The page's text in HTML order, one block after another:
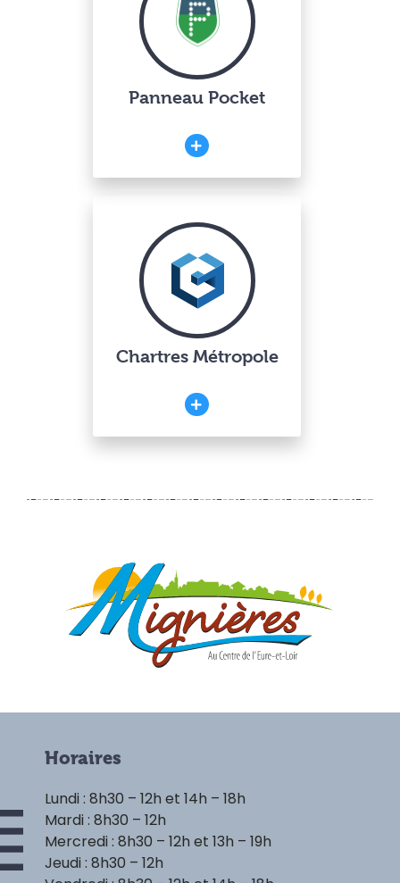
Panneau Pocket
Chartres Métropole
Horaires
Lundi : 8h30 – 12h et 14h – 18h
Mardi : 8h30 – 12h
Mercredi : 8h30 – 12h et 13h – 19h
Jeudi : 8h30 – 12h